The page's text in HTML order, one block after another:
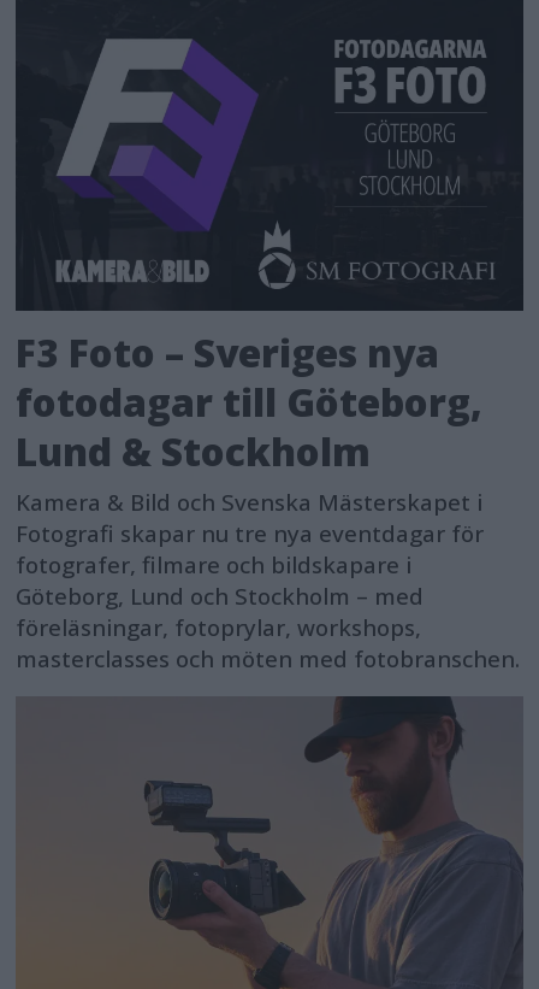
F3 Foto – Sveriges nya
fotodagar till Göteborg,
Lund & Stockholm
Kamera & Bild och Svenska Mästerskapet i
Fotografi skapar nu tre nya eventdagar för
fotografer, filmare och bildskapare i
Göteborg, Lund och Stockholm – med
föreläsningar, fotoprylar, workshops,
masterclasses och möten med fotobranschen.